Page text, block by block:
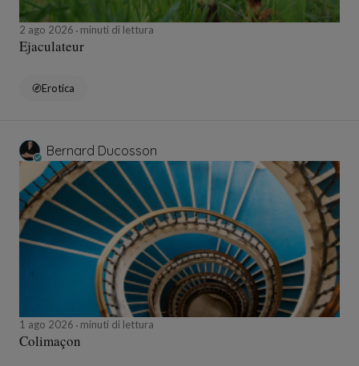
2 ago 2026 minuti di lettura
Ejaculateur
Erotica
Bernard Ducosson
1 ago 2026 minuti di lettura
Colimaçon